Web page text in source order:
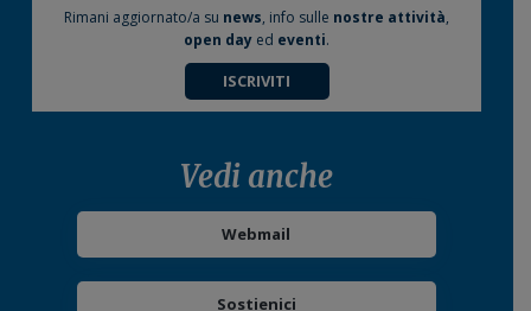
Rimani aggiornato/a su news, info sulle nostre attività,
open day ed eventi.
ISCRIVITI
Vedi anche
Webmail
Sostienici